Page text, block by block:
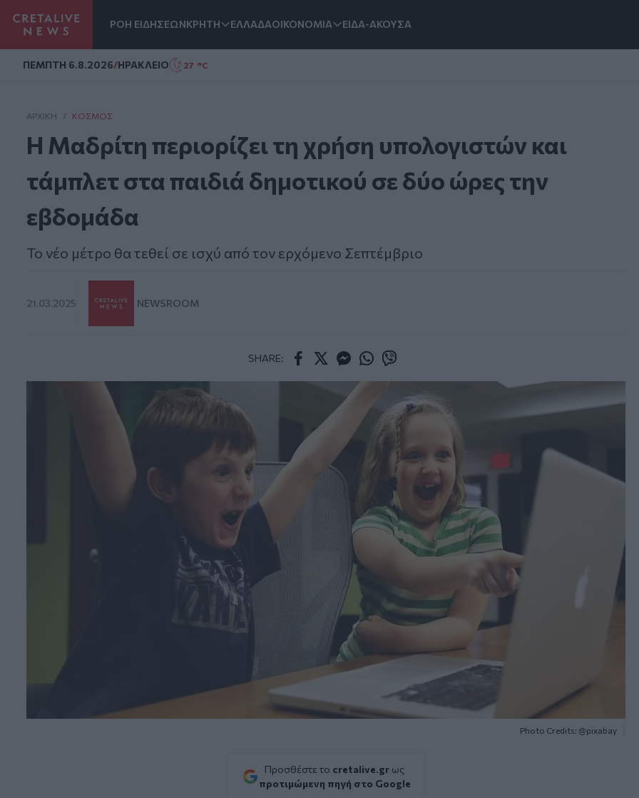
ΡΟΗ ΕΙΔΗΣΕΩΝΚΡΗΤΗ ΕΛΛΑΔΑΟΙΚΟΝΟΜΙΑ ΕΙΔΑ-ΑΚΟΥΣΑ
ΠΕΜΠΤΗ 6.8.2026/ΗΡΑΚΛΕΙΟ 27 °C
ΑΡΧΙΚΗ / ΚΌΣΜΟΣ
Η Μαδρίτη περιορίζει τη χρήση υπολογιστών και
τάμπλετ στα παιδιά δημοτικού σε δύο ώρες την
εβδομάδα
Το νέο μέτρο θα τεθεί σε ισχύ από τον ερχόμενο Σεπτέμβριο
21.03.2025 NEWSROOM
SHARE:
Photo Credits: @pixabay
Προσθέστε το cretalive.gr ως
προτιμώμενη πηγή στο Google